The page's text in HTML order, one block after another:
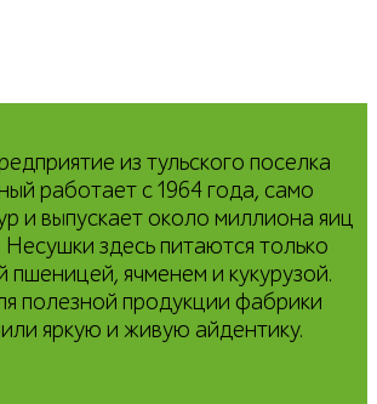
из тульского поселка
работает с 1964 года, само
и выпускает около миллиона яиц
здесь питаются только
пшеницей, ячменем и кукурузой.
полезной продукции фабрики
яркую и живую айдентику.